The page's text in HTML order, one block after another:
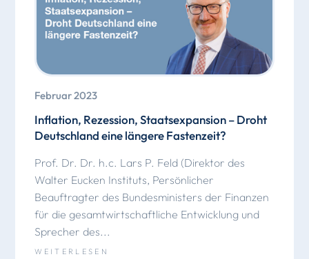
Februar 2023
Inflation, Rezession, Staatsexpansion – Droht
Deutschland eine längere Fastenzeit?
Prof. Dr. Dr. h.c. Lars P. Feld (Direktor des
Walter Eucken Instituts, Persönlicher
Beauftragter des Bundesministers der Finanzen
für die gesamtwirtschaftliche Entwicklung und
Sprecher des...
WEITERLESEN